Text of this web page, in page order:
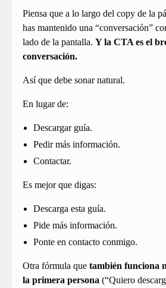
Piensa que a lo largo del copy de la
has mantenido una “conversación”
lado de la pantalla. Y la CTA es el
conversación.
Así que debe sonar natural.
En lugar de:
Descargar guía.
Pedir más información.
Contactar.
Es mejor que digas:
Descarga esta guía.
Pide más información.
Ponte en contacto conmigo.
Otra fórmula que también funciona
la primera persona (“Quiero